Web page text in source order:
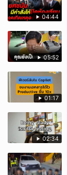
04:44
05:52
01:17
02:34